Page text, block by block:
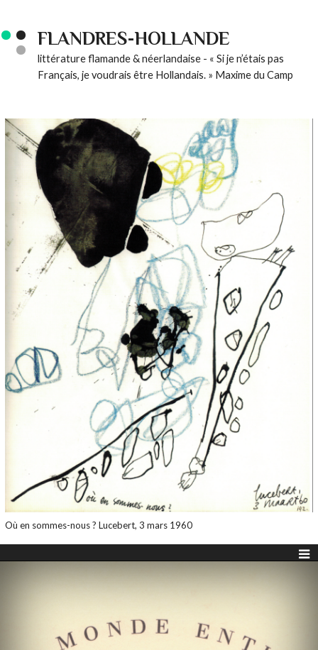
FLANDRES-HOLLANDE
littérature flamande & néerlandaise - « Si je n’étais pas
Français, je voudrais être Hollandais. » Maxime du Camp
Où en sommes-nous ? Lucebert, 3 mars 1960